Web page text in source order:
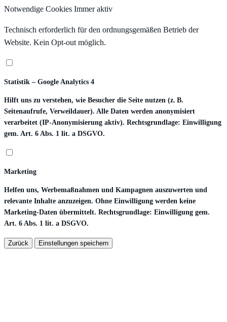
Notwendige Cookies Immer aktiv
Technisch erforderlich für den ordnungsgemäßen Betrieb der
Website. Kein Opt-out möglich.
Statistik – Google Analytics 4
Hilft uns zu verstehen, wie Besucher die Seite nutzen (z. B.
Seitenaufrufe, Verweildauer). Alle Daten werden anonymisiert
verarbeitet (IP-Anonymisierung aktiv). Rechtsgrundlage: Einwilligung
gem. Art. 6 Abs. 1 lit. a DSGVO.
Marketing
Helfen uns, Werbemaßnahmen und Kampagnen auszuwerten und
relevante Inhalte anzuzeigen. Ohne Einwilligung werden keine
Marketing-Daten übermittelt. Rechtsgrundlage: Einwilligung gem.
Art. 6 Abs. 1 lit. a DSGVO.
Zurück Einstellungen speichern